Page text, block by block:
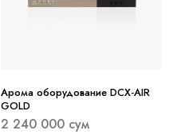
Арома оборудование DCX-AIR
GOLD
2 240 000 сум